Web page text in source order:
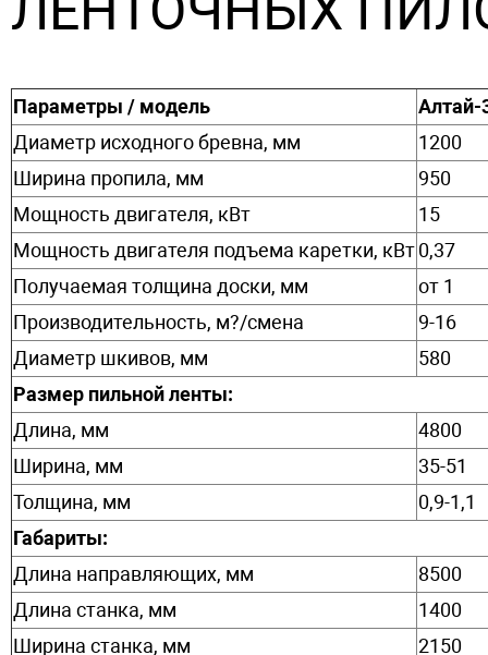
Параметры / модель
Алтай-
Диаметр исходного бревна, мм
1200
Ширина пропила, мм
950
Мощность двигателя, кВт
15
Мощность двигателя подъема каретки, кВт0,37
Получаемая толщина доски, мм
от 1
Производительность, м?/смена
9-16
Диаметр шкивов, мм
580
Размер пильной ленты:
Длина, мм
4800
Ширина, мм
35-51
Толщина, мм
0,9-1,1
Габариты:
Длина направляющих, мм
8500
Длина станка, мм
1400
Ширина станка, мм
2150